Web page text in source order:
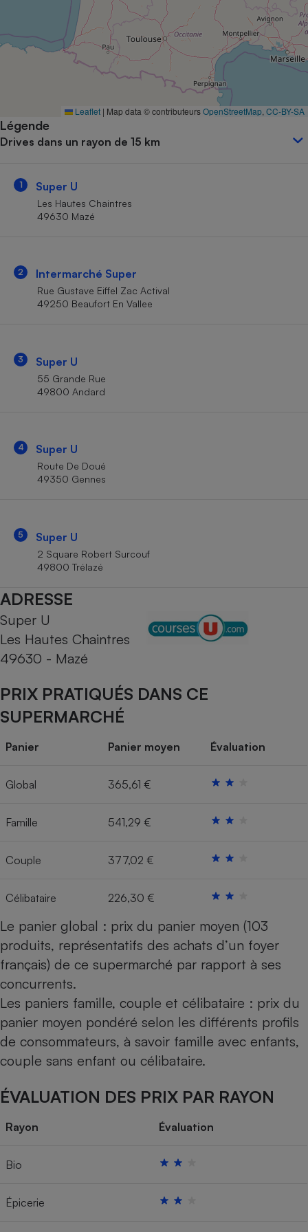
Leaflet | Map data © contributeursOpenStreetMap CC-BY-SA
Légende
Drives dans un rayon de 15 km
1 Super U
Les Hautes Chaintres
49630 Mazé
2 Intermarché Super
Rue Gustave Eiffel Zac Actival
49250 Beaufort En Vallee
3 Super U
55 Grande Rue
49800 Andard
4 Super U
Route De Doué
49350 Gennes
5 Super U
2 Square Robert Surcouf
49800 Trélazé
ADRESSE
Super U
Les Hautes Chaintres
49630 - Mazé
PRIX PRATIQUÉS DANS CE
SUPERMARCHÉ
Panier Panier moyen Évaluation
Global 365,61 €
Famille 541,29 €
Couple 377,02 €
Célibataire 226,30 €
Le panier global : prix du panier moyen (103
produits, représentatifs des achats d’un foyer
français) de ce supermarché par rapport à ses
concurrents.
Les paniers famille, couple et célibataire : prix du
panier moyen pondéré selon les différents profils
de consommateurs, à savoir famille avec enfants,
couple sans enfant ou célibataire.
ÉVALUATION DES PRIX PAR RAYON
Rayon Évaluation
Bio
Épicerie
Complément
alimentaire
Assurance emprunteur
Petit électroménager -
Cafetière à expressos
Robot ménager
Mutuelle